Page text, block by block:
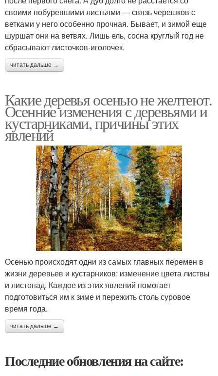
своими побуревшими листьями — связь черешков с
ветками у него особенно прочная. Бывает, и зимой еще
шуршат они на ветвях. Лишь ель, сосна круглый год не
сбрасывают листочков-иголочек.
читать дальше →
Какие деревья осенью не желтеют.
Осенние изменения с деревьями и
кустарниками, причины этих
явлений
Осенью происходят одни из самых главных перемен в
жизни деревьев и кустарников: изменение цвета листвы
и листопад. Каждое из этих явлений помогает
подготовиться им к зиме и пережить столь суровое
время года.
читать дальше →
Последние обновления на сайте: